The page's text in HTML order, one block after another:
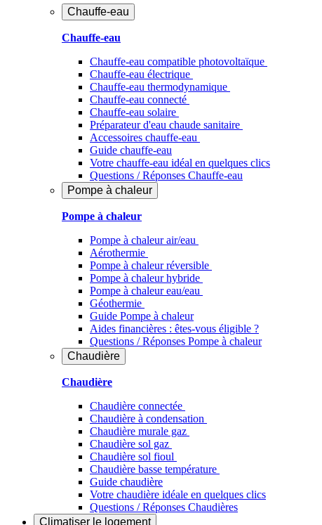
Chauffe-eau
Chauffe-eau
Chauffe-eau compatible photovoltaïque
Chauffe-eau électrique
Chauffe-eau thermodynamique
Chauffe-eau connecté
Chauffe-eau solaire
Préparateur d'eau chaude sanitaire
Accessoires chauffe-eau
Guide chauffe-eau
Votre chauffe-eau idéal en quelques clics
Questions / Réponses Chauffe-eau
Pompe à chaleur
Pompe à chaleur
Pompe à chaleur air/eau
Aérothermie
Pompe à chaleur réversible
Pompe à chaleur hybride
Pompe à chaleur​ eau/eau
Géothermie
Guide Pompe à chaleur
Aides financières : êtes-vous éligible ?
Questions / Réponses Pompe à chaleur
Chaudière
Chaudière
Chaudière connectée
Chaudière à condensation
Chaudière murale gaz
Chaudière sol gaz
Chaudière sol fioul
Chaudière basse température
Guide chaudière
Votre chaudière idéale en quelques clics
Questions / Réponses Chaudières
Climatiser le logement